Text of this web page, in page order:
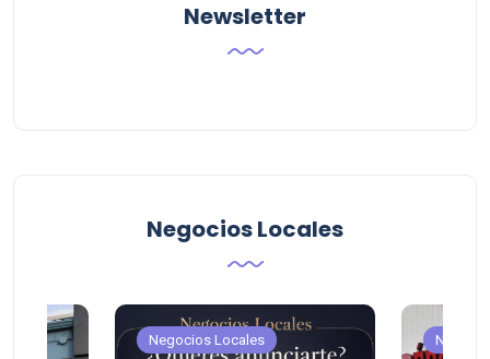
Newsletter
Negocios Locales
Negocios Locales